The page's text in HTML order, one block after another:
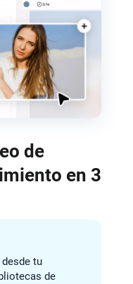
de
en 3
tu
de